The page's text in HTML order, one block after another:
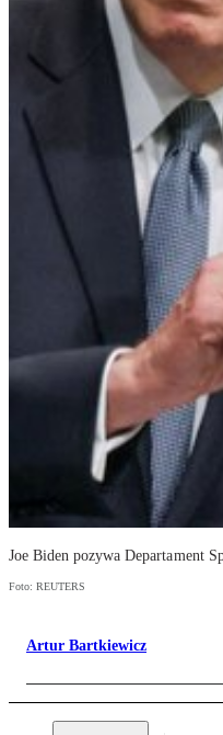
Joe Biden pozywa Departament
Foto: REUTERS
Artur Bartkiewicz